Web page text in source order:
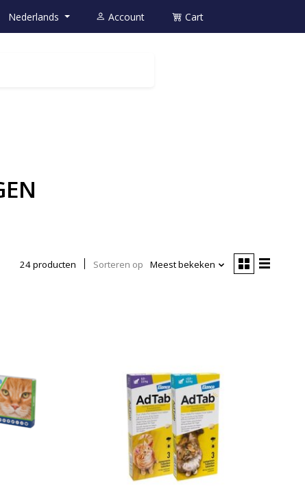
Nederlands Account Cart
24 producten Sorteren op Meest bekeken